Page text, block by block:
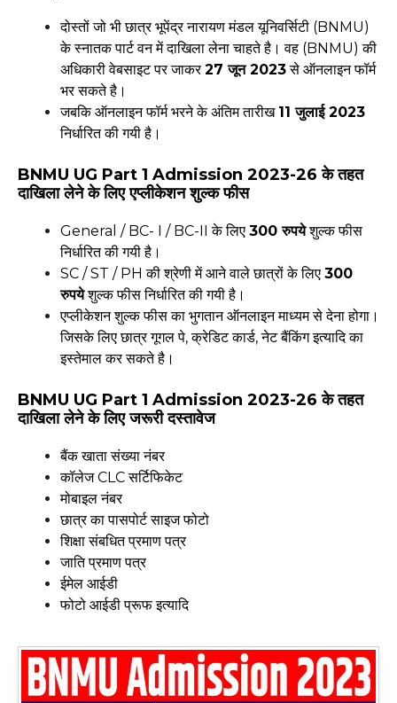
दोस्तों जो भी छात्र भूपेंद्र नारायण मंडल यूनिवर्सिटी (BNMU)
के स्नातक पार्ट वन में दाखिला लेना चाहते है। वह (BNMU) की
अधिकारी वेबसाइट पर जाकर27 जून 2023से ऑनलाइन फॉर्म
भर सकते है।
जबकि ऑनलाइन फॉर्म भरने के अंतिम तारीख 11 जुलाई 2023
निर्धारित की गयी है।
BNMU UG Part 1 Admission 2023-26 के तहत
दाखिला लेने के लिए एप्लीकेशन शुल्क फीस
General / BC- I / BC-II के लिए 300 रुपयेशुल्क फीस
निर्धारित की गयी है।
SC / ST / PH की श्रेणी में आने वाले छात्रों के लिए 300
रुपयेशुल्क फीस निर्धारित की गयी है।
एप्लीकेशन शुल्क फीस का भुगतान ऑनलाइन माध्यम से देना होगा।
जिसके लिए छात्र गूगल पे, क्रेडिट कार्ड, नेट बैंकिंग इत्यादि का
इस्तेमाल कर सकते है।
BNMU UG Part 1 Admission 2023-26 के तहत
दाखिला लेने के लिए जरूरी दस्तावेज
बैंक खाता संख्या नंबर
कॉलेज CLC सर्टिफिकेट
मोबाइल नंबर
छात्र का पासपोर्ट साइज फोटो
शिक्षा संबधित प्रमाण पत्र
जाति प्रमाण पत्र
ईमेल आईडी
फोटो आईडी प्रूफ इत्यादि